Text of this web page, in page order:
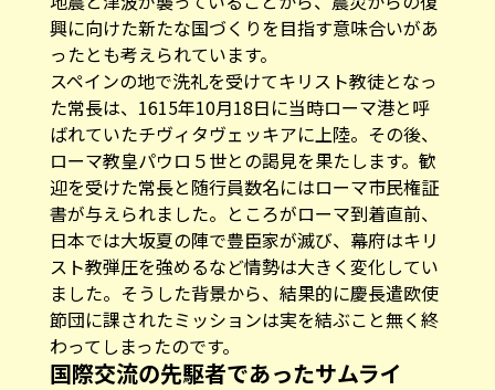
興に向けた新たな国づくりを目指す意味合いがあ
ったとも考えられています。
スペインの地で洗礼を受けてキリスト教徒となっ
た常長は、1615年10月18日に当時ローマ港と呼
ばれていたチヴィタヴェッキアに上陸。その後、
ローマ教皇パウロ５世との謁見を果たします。歓
迎を受けた常長と随行員数名にはローマ市民権証
書が与えられました。ところがローマ到着直前、
日本では大坂夏の陣で豊臣家が滅び、幕府はキリ
スト教弾圧を強めるなど情勢は大きく変化してい
ました。そうした背景から、結果的に慶長遣欧使
節団に課されたミッションは実を結ぶこと無く終
わってしまったのです。
国際交流の先駆者であったサムライ